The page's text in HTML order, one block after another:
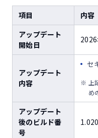
項目
内容
アップデート
開始日
アップデート
内容
セ
上
め
アップデート
後のビルド番
号